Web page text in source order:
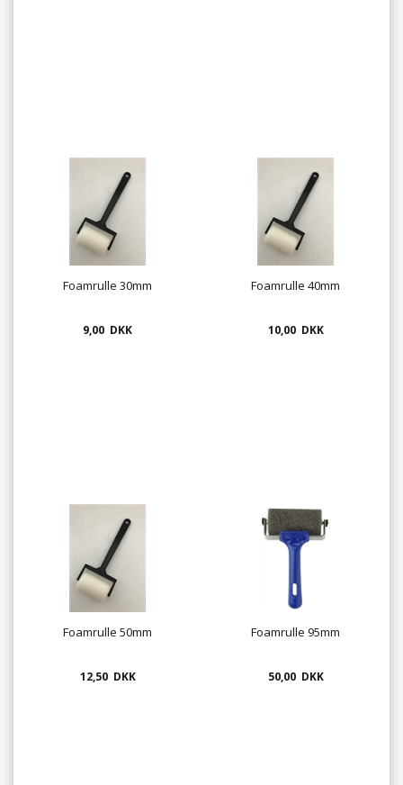
Foamrulle 30mm
9,00 DKK
Foamrulle 40mm
10,00 DKK
Foamrulle 50mm
12,50 DKK
Foamrulle 95mm
50,00 DKK